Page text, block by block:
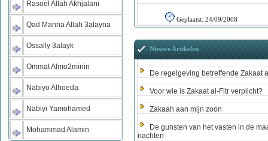
Geplaatst: 24/09/2008
Nieuwe Artikelen
De regelgeving betreffende Zakaat
Voor wie is Zakaat al-Fitr verplicht?
Zakaah aan mijn zoon
De gunsten van het vasten in de
nachten
Rasoel Allah Akhjalani
Qad Manna Allah 3alayna
Ossally 3alayk
Ommat Almo2minin
Nabiyo Alhoeda
Nabiyi Yamohamed
Mohammad Alamin